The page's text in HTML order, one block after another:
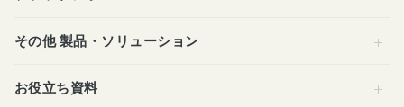
その他 製品・ソリューション
お役立ち資料